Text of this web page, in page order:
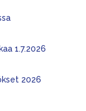
1.7.2026
2026